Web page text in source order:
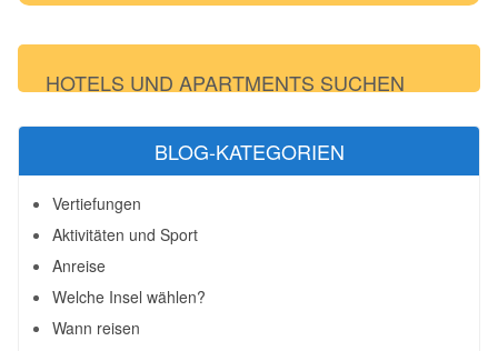
HOTELS UND APARTMENTS SUCHEN
BLOG-KATEGORIEN
Vertiefungen
Aktivitäten und Sport
Anreise
Welche Insel wählen?
Wann reisen